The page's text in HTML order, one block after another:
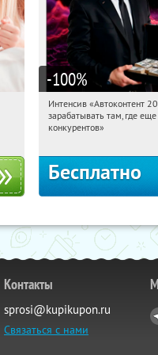
-100%
03:10:30
Россия
Интенсив «Автоконтент
зарабатывать там, где еще
конкурентов»
Бесплатно
Контакты
sprosi@kupikupon.ru
Связаться с нами